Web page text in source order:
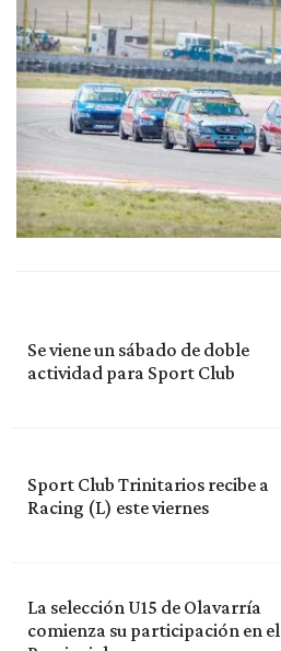
Se viene un sábado de doble
actividad para Sport Club
Sport Club Trinitarios recibe a
Racing (L) este viernes
La selección U15 de Olavarría
comienza su participación en el